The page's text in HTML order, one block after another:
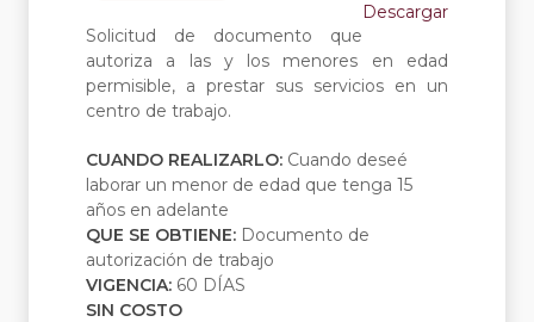
Descargar
Solicitud de documento que
autoriza a las y los menores en edad
permisible, a prestar sus servicios en un
centro de trabajo.
CUANDO REALIZARLO: Cuando deseé
laborar un menor de edad que tenga 15
años en adelante
QUE SE OBTIENE: Documento de
autorización de trabajo
VIGENCIA: 60 DÍAS
SIN COSTO